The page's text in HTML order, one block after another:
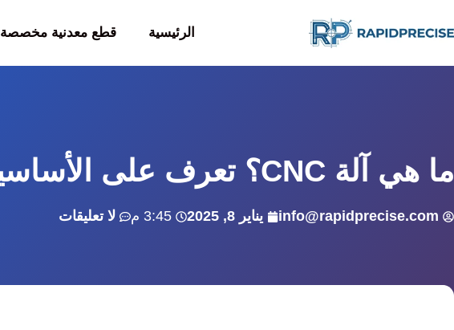
الرئيسية قطع معدنية مخصصة
ما هي آلة CNC؟ تعرف على الأساسيات
info@rapidprecise.com يناير 8, 2025 3:45 م لا تعليقات